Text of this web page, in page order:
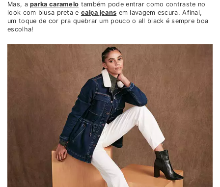
Mas, aparka caramelo também pode entrar como contraste no
look com blusa preta e calça jeans em lavagem escura. Afinal,
um toque de cor pra quebrar um pouco o all black é sempre boa
escolha!